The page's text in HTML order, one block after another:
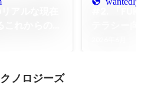
ノロジーズ